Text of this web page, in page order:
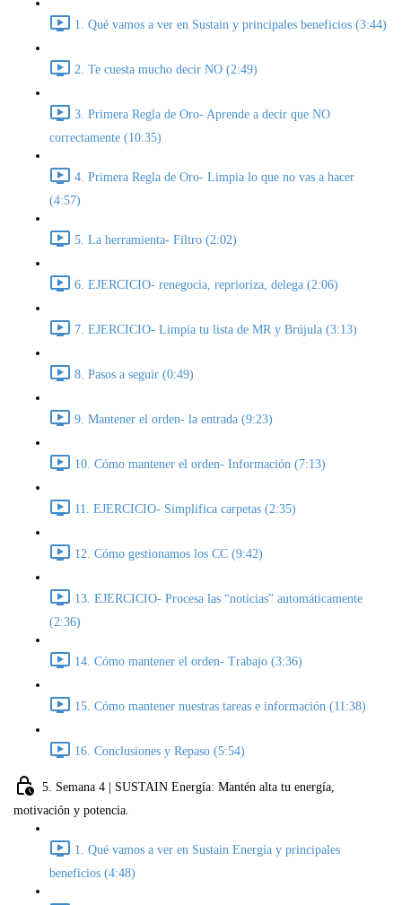
1. Qué vamos a ver en Sustain y principales beneficios (3:44)
2. Te cuesta mucho decir NO (2:49)
3. Primera Regla de Oro- Aprende a decir que NO
correctamente (10:35)
4. Primera Regla de Oro- Limpia lo que no vas a hacer
(4:57)
5. La herramienta- Filtro (2:02)
6. EJERCICIO- renegocia, reprioriza, delega (2:06)
7. EJERCICIO- Limpia tu lista de MR y Brújula (3:13)
8. Pasos a seguir (0:49)
9. Mantener el orden- la entrada (9:23)
10. Cómo mantener el orden- Información (7:13)
11. EJERCICIO- Simplifica carpetas (2:35)
12. Cómo gestionamos los CC (9:42)
13. EJERCICIO- Procesa las “noticias” automáticamente
(2:36)
14. Cómo mantener el orden- Trabajo (3:36)
15. Cómo mantener nuestras tareas e información (11:38)
16. Conclusiones y Repaso (5:54)
5. Semana 4 | SUSTAIN Energía: Mantén alta tu energía,
motivación y potencia.
1. Qué vamos a ver en Sustain Energía y principales
beneficios (4:48)